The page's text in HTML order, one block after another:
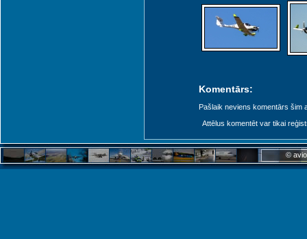
Komentārs:
Pašlaik neviens komentārs šim
Attēlus komentēt var tikai
©